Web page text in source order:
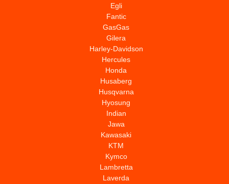
Egli
Fantic
GasGas
Gilera
Harley-Davidson
Hercules
Honda
Husaberg
Husqvarna
Hyosung
Indian
Jawa
Kawasaki
KTM
Kymco
Lambretta
Laverda